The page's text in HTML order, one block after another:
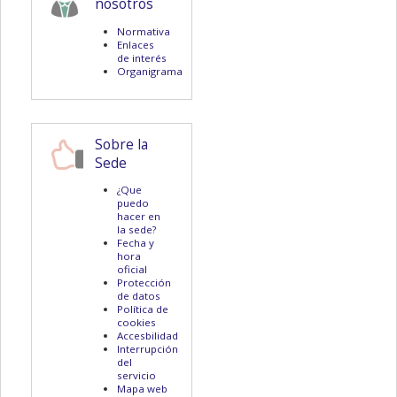
nosotros
Normativa
Enlaces
de interés
Organigrama
Sobre la
Sede
¿Que
puedo
hacer en
la sede?
Fecha y
hora
oficial
Protección
de datos
Política de
cookies
Accesbilidad
Interrupción
del
servicio
Mapa web